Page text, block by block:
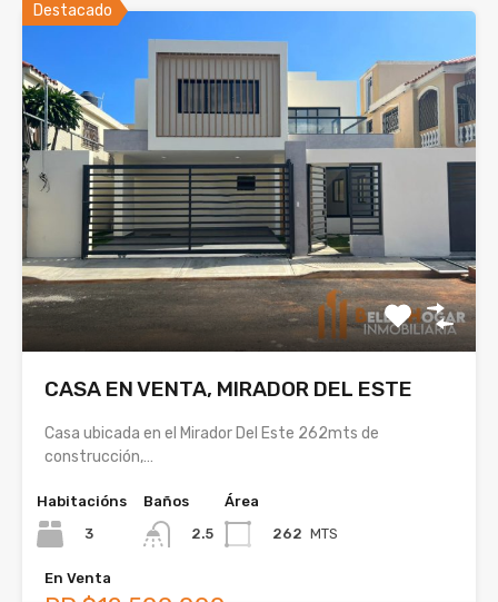
Destacado
CASA EN VENTA, MIRADOR DEL ESTE
Casa ubicada en el Mirador Del Este 262mts de
construcción,…
Habitacións
3
Baños
2.5
Área
262 MTS
En Venta